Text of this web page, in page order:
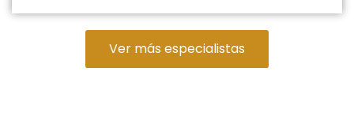
Ver más especialistas